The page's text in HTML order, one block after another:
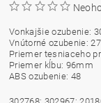
Vonkajšie ozubenie:
Vnútorné ozubenie: 27
Priemer tesniaceho
Priemer kĺbu: 96mm
ABS ozubenie: 48